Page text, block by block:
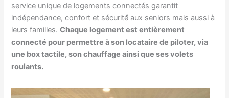
service unique de logements connectés garantit
indépendance, confort et sécurité́ aux seniors mais aussi à
leurs familles.Chaque logement est entièrement
connecté pour permettre à son locataire de piloter, via
une box tactile, son chauffage ainsi que ses volets
roulants.